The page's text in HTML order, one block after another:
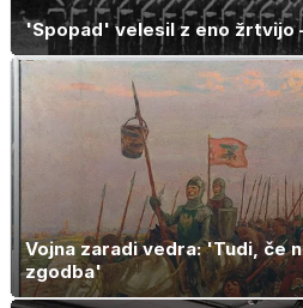
'Spopad' velesil z eno žrtvijo
Vojna zaradi vedra: 'Tudi, če
zgodba'